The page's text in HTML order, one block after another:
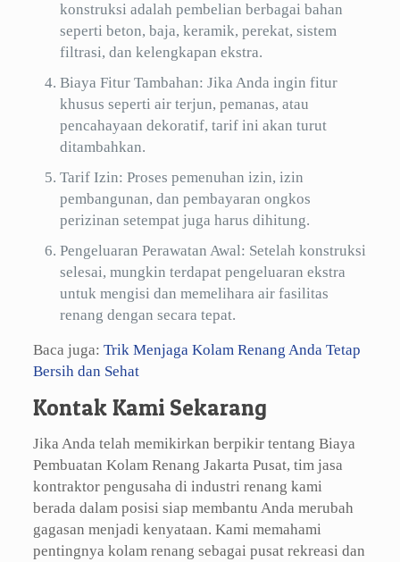
konstruksi adalah pembelian berbagai bahan
seperti beton, baja, keramik, perekat, sistem
filtrasi, dan kelengkapan ekstra.
Biaya Fitur Tambahan: Jika Anda ingin fitur
khusus seperti air terjun, pemanas, atau
pencahayaan dekoratif, tarif ini akan turut
ditambahkan.
Tarif Izin: Proses pemenuhan izin, izin
pembangunan, dan pembayaran ongkos
perizinan setempat juga harus dihitung.
Pengeluaran Perawatan Awal: Setelah konstruksi
selesai, mungkin terdapat pengeluaran ekstra
untuk mengisi dan memelihara air fasilitas
renang dengan secara tepat.
Baca juga: Trik Menjaga Kolam Renang Anda Tetap
Bersih dan Sehat
Kontak Kami Sekarang
Jika Anda telah memikirkan berpikir tentang Biaya
Pembuatan Kolam Renang Jakarta Pusat, tim jasa
kontraktor pengusaha di industri renang kami
berada dalam posisi siap membantu Anda merubah
gagasan menjadi kenyataan. Kami memahami
pentingnya kolam renang sebagai pusat rekreasi dan